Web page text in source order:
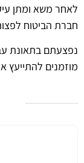
לאחר משא ומתן
חברת הביטוח לפצות את
נפצעתם בתאונת
מוזמנים להתייעץ